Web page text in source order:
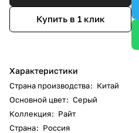
Купить в 1 клик
Характеристики
Страна производства: Китай
Основной цвет: Серый
Коллекция: Райт
Страна: Россия